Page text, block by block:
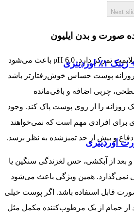
صورت و بدن ایلیون
فرمول این شوینده روی ملایمت تمرکز دارد. pH 6.0 باعث می‌شود
پوست حساس خوش‌رفتارتر باشد
چربی اضافه و باقی‌مانده
روزانه را از روی پوست پاک کند. وجود
برای افرادی مهم است که نمی‌خواهند
و بیش از حد تمیزشده به نظر برسد.
از آبکشی، حس لغزندگی سنگین یا
نمی‌گذارد. همین ویژگی باعث می‌شود
قابل استفاده باشد. اگر پوست خیلی
از حمام از یک مرطوب‌کننده مکمل مثل
Next
اوردینری